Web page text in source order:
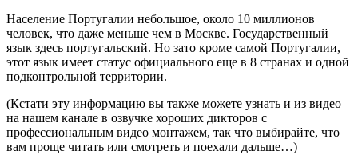
Население Португалии небольшое, около 10 миллионов
человек, что даже меньше чем в Москве. Государственный
язык здесь португальский. Но зато кроме самой Португалии,
этот язык имеет статус официального еще в 8 странах и одной
подконтрольной территории.
(Кстати эту информацию вы также можете узнать и из видео
на нашем канале в озвучке хороших дикторов с
профессиональным видео монтажем, так что выбирайте, что
вам проще читать или смотреть и поехали дальше…)